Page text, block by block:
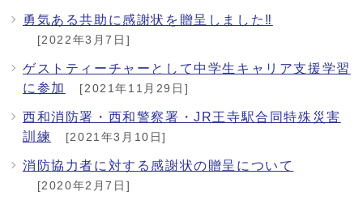
勇気ある共助に感謝状を贈呈しました‼
[2022年3月7日]
ゲストティーチャーとして中学生キャリア支援学習
に参加
[2021年11月29日]
西和消防署・西和警察署・JR王寺駅合同特殊災害
訓練
[2021年3月10日]
消防協力者に対する感謝状の贈呈について
[2020年2月7日]